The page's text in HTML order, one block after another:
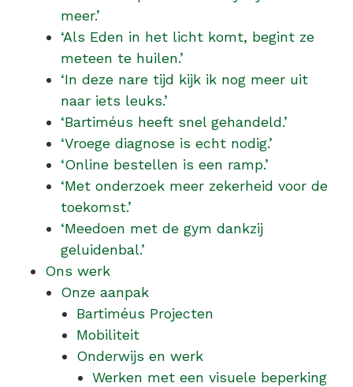
meer.’
‘Als Eden in het licht komt, begint ze
meteen te huilen.’
‘In deze nare tijd kijk ik nog meer uit
naar iets leuks.’
‘Bartiméus heeft snel gehandeld.’
‘Vroege diagnose is echt nodig.’
‘Online bestellen is een ramp.’
‘Met onderzoek meer zekerheid voor de
toekomst.’
‘Meedoen met de gym dankzij
geluidenbal.’
Ons werk
Onze aanpak
Bartiméus Projecten
Mobiliteit
Onderwijs en werk
Werken met een visuele beperking